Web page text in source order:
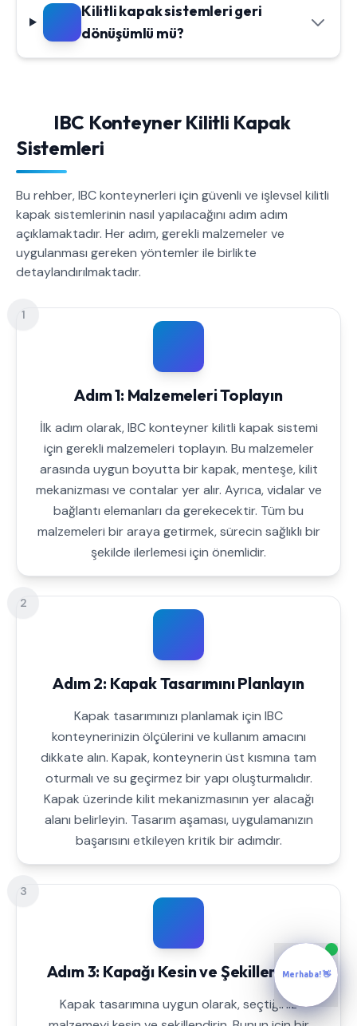
Kilitli kapak sistemleri geri
dönüşümlü mü?
IBC Konteyner Kilitli Kapak
Sistemleri
Bu rehber, IBC konteynerleri için güvenli ve işlevsel kilitli
kapak sistemlerinin nasıl yapılacağını adım adım
açıklamaktadır. Her adım, gerekli malzemeler ve
uygulanması gereken yöntemler ile birlikte
detaylandırılmaktadır.
1
Adım 1: Malzemeleri Toplayın
İlk adım olarak, IBC konteyner kilitli kapak sistemi
için gerekli malzemeleri toplayın. Bu malzemeler
arasında uygun boyutta bir kapak, menteşe, kilit
mekanizması ve contalar yer alır. Ayrıca, vidalar ve
bağlantı elemanları da gerekecektir. Tüm bu
malzemeleri bir araya getirmek, sürecin sağlıklı bir
şekilde ilerlemesi için önemlidir.
2
Adım 2: Kapak Tasarımını Planlayın
Kapak tasarımınızı planlamak için IBC
konteynerinizin ölçülerini ve kullanım amacını
dikkate alın. Kapak, konteynerin üst kısmına tam
oturmalı ve su geçirmez bir yapı oluşturmalıdır.
Kapak üzerinde kilit mekanizmasının yer alacağı
alanı belirleyin. Tasarım aşaması, uygulamanızın
başarısını etkileyen kritik bir adımdır.
3
Adım 3: Kapağı Kesin ve Şekillendirin
Kapak tasarımına uygun olarak, seçtiğiniz
Merhaba! 👋